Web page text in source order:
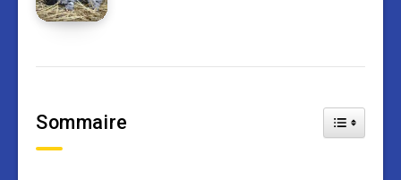
Sommaire Toggle